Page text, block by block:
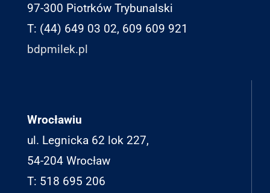
97-300 Piotrków Trybunalski
T: (44) 649 03 02, 609 609 921
bdpmilek.pl
Wrocławiu
ul. Legnicka 62 lok 227,
54-204 Wrocław
T: 518 695 206